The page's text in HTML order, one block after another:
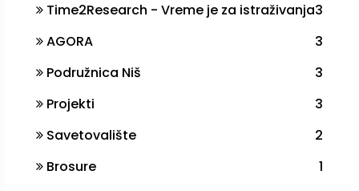
Time2Research - Vreme je za istraživanja3
AGORA
3
Podružnica Niš
3
Projekti
3
Savetovalište
2
Brosure
1